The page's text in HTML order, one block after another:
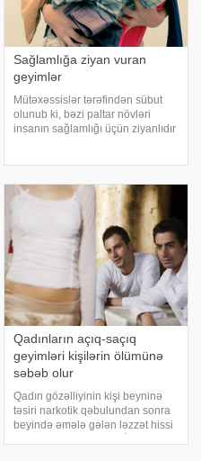
Sağlamlığa ziyan vuran
geyimlər
Mütəxəssislər tərəfindən sübut
olunub ki, bəzi paltar növləri
insanın sağlamlığı üçün ziyanlıdır
büsthalterlər (xüsusil
Qadınların açıq-saçıq
geyimləri kişilərin ölümünə
səbəb olur
Qadın gözəlliyinin kişi beyninə
təsiri narkotik qəbulundan sonra
beyində əmələ gələn ləzzət hissi